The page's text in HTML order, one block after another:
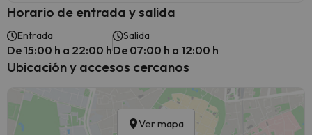
Horario de entrada y salida
Entrada
De 15:00 h a 22:00 h
Salida
De 07:00 h a 12:00 h
Ubicación y accesos cercanos
Ver mapa